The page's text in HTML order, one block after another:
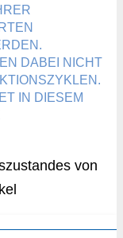
DABEI NICHT
IN DIESEM
von